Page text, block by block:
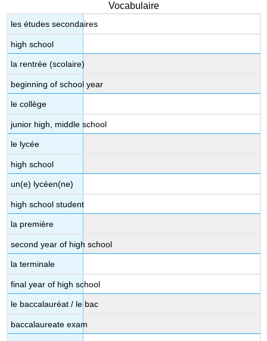
infinitives
Vocabulaire
les études secondaires
high school
la rentrée (scolaire)
beginning of school year
le collège
junior high, middle school
le lycée
high school
un(e) lycéen(ne)
high school student
la première
second year of high school
la terminale
final year of high school
le baccalauréat / le bac
baccalaureate exam